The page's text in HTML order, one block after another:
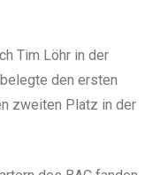
Tim Löhr in der
den ersten
zweiten Platz in der